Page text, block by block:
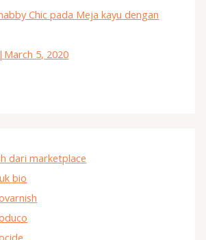
Chic pada Meja kayu dengan
| March 5, 2020